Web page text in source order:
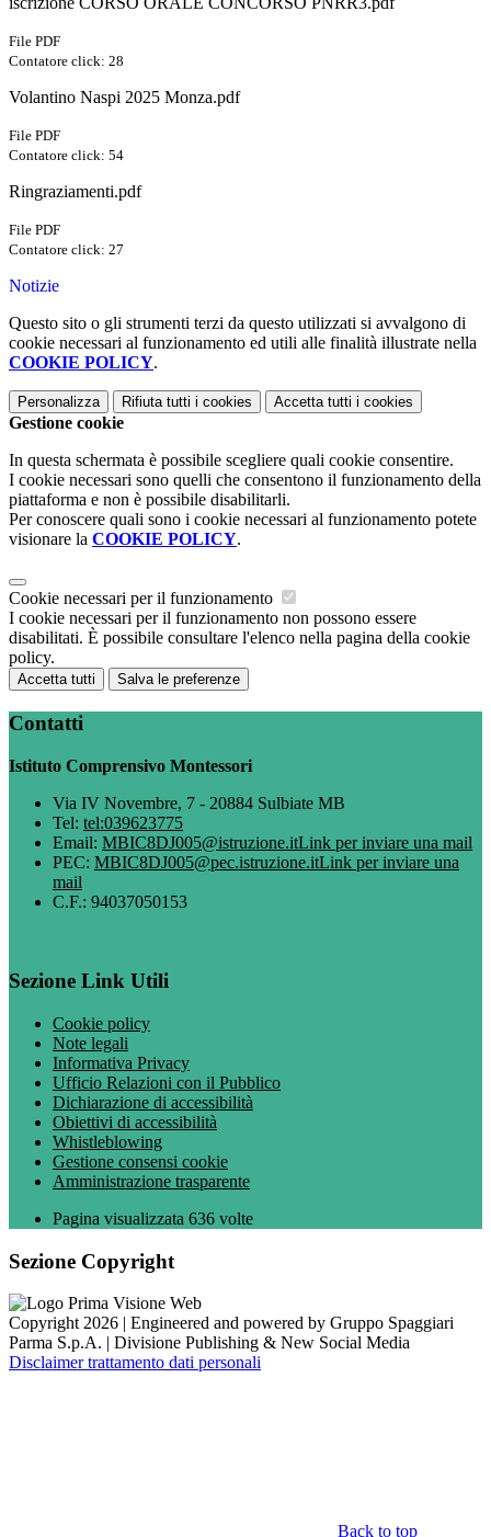
File PDF
Contatore click: 28
Volantino Naspi 2025 Monza.pdf
File PDF
Contatore click: 54
Ringraziamenti.pdf
File PDF
Contatore click: 27
Notizie
Questo sito o gli strumenti terzi da questo utilizzati si avvalgono di
cookie necessari al funzionamento ed utili alle finalità illustrate nella
COOKIE POLICY.
Personalizza Rifiuta tutti i cookies Accetta tutti i cookies
Gestione cookie
In questa schermata è possibile scegliere quali cookie consentire.
I cookie necessari sono quelli che consentono il funzionamento della
piattaforma e non è possibile disabilitarli.
Per conoscere quali sono i cookie necessari al funzionamento potete
visionare la COOKIE POLICY.
Cookie necessari per il funzionamento
I cookie necessari per il funzionamento non possono essere
disabilitati. È possibile consultare l'elenco nella pagina della cookie
policy.
Accetta tutti Salva le preferenze
Contatti
Istituto Comprensivo Montessori
Via IV Novembre, 7 - 20884 Sulbiate MB
Tel: tel:039623775
Email: MBIC8DJ005@istruzione.itLink per inviare una mail
PEC: MBIC8DJ005@pec.istruzione.itLink per inviare una
mail
C.F.: 94037050153
Sezione Link Utili
Cookie policy
Note legali
Informativa Privacy
Ufficio Relazioni con il Pubblico
Dichiarazione di accessibilità
Obiettivi di accessibilità
Whistleblowing
Gestione consensi cookie
Amministrazione trasparente
Pagina visualizzata 636 volte
Sezione Copyright
Copyright 2026 | Engineered and powered by Gruppo Spaggiari
Parma S.p.A. | Divisione Publishing & New Social Media
Disclaimer trattamento dati personali
Back to top